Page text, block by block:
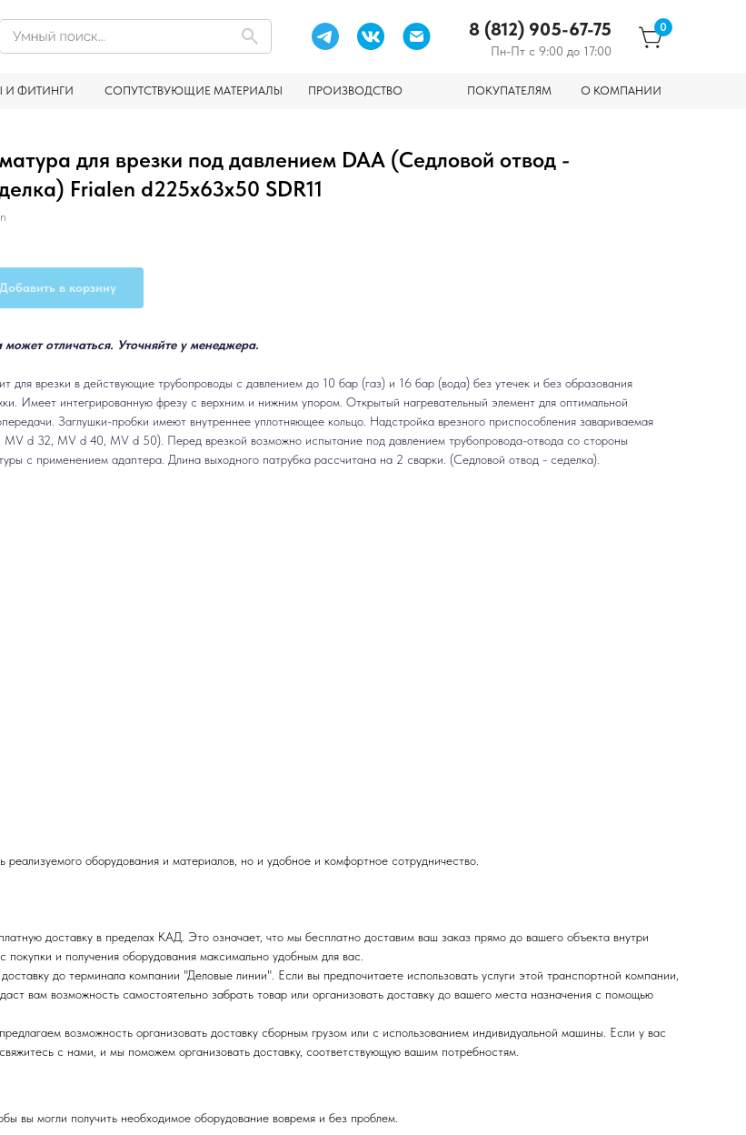
И ФИТИНГИ ПОКУПАТЕЛЯМ О КОМПАНИИ
8 (812) 905-67-75
Пн-Пт с 9:00 до 17:00
СОПУТСТВУЮЩИЕ МАТЕРИАЛЫ
0
ПРОИЗВОДСТВО
для врезки под давлением DAA (Седловой отвод -
Frialen d225x63x50 SDR11
Добавить в корзину
может отличаться. Уточняйте у менеджера.
для врезки в действующие трубопроводы с давлением до 10 бар (газ) и 16 бар (вода) без утечек и без образования
Имеет интегрированную фрезу с верхним и нижним упором. Открытый нагревательный элемент для оптимальной
Заглушки-пробки имеют внутреннее уплотняющее кольцо. Надстройка врезного приспособления завариваемая
MV d 32, MV d 40, MV d 50). Перед врезкой возможно испытание под давлением трубопровода-отвода со стороны
с применением адаптера. Длина выходного патрубка рассчитана на 2 сварки. (Седловой отвод - седелка).
оборудования и материалов, но и удобное и комфортное сотрудничество.
доставку в пределах КАД. Это означает, что мы бесплатно доставим ваш заказ прямо до вашего объекта внутри
и получения оборудования максимально удобным для вас.
до терминала компании "Деловые линии". Если вы предпочитаете использовать услуги этой транспортной компании,
вам возможность самостоятельно забрать товар или организовать доставку до вашего места назначения с помощью
возможность организовать доставку сборным грузом или с использованием индивидуальной машины. Если у вас
с нами, и мы поможем организовать доставку, соответствующую вашим потребностям.
вы могли получить необходимое оборудование вовремя и без проблем.